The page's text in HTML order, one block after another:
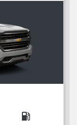
local_gas_station